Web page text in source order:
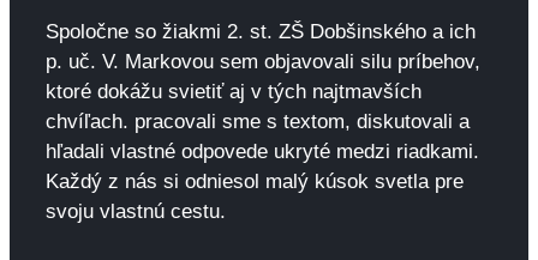
Spoločne so žiakmi 2. st. ZŠ Dobšinského a ich
p. uč. V. Markovou sem objavovali silu príbehov,
ktoré dokážu svietiť aj v tých najtmavších
chvíľach. pracovali sme s textom, diskutovali a
hľadali vlastné odpovede ukryté medzi riadkami.
Každý z nás si odniesol malý kúsok svetla pre
svoju vlastnú cestu.